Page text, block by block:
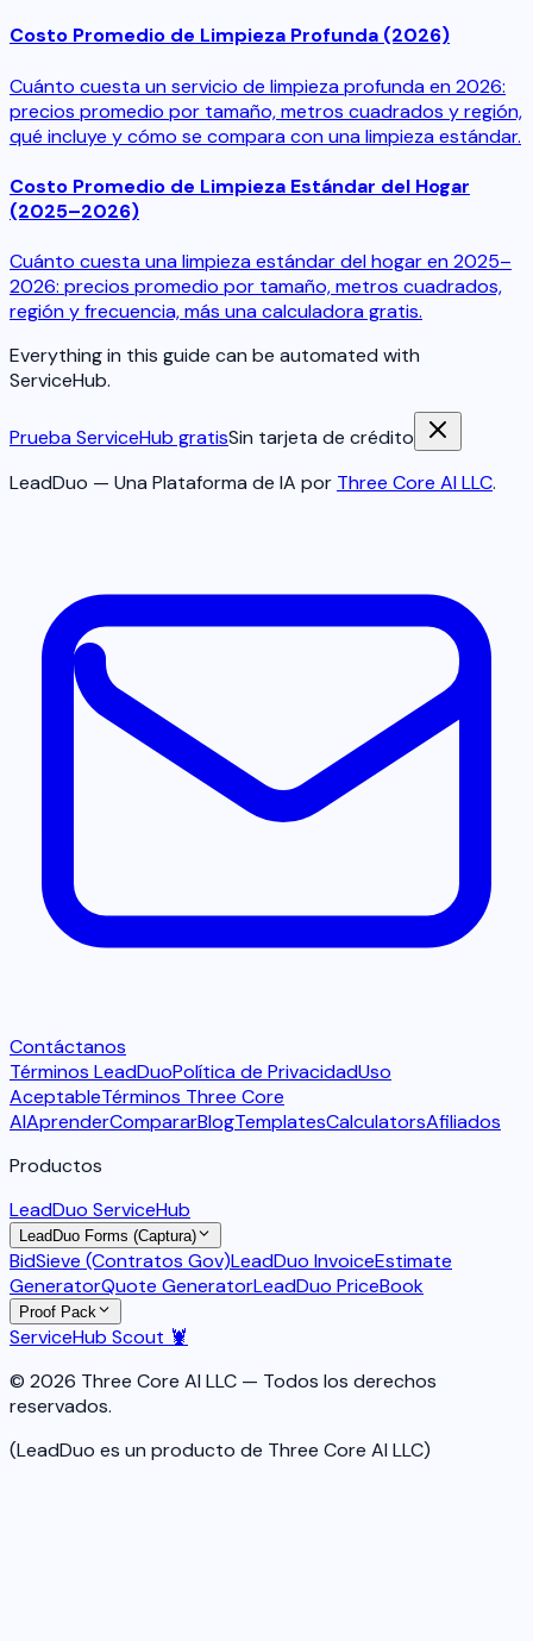
Costo Promedio de Limpieza Profunda (2026)
Cuánto cuesta un servicio de limpieza profunda en 2026:
precios promedio por tamaño, metros cuadrados y región,
qué incluye y cómo se compara con una limpieza estándar.
Costo Promedio de Limpieza Estándar del Hogar
(2025–2026)
Cuánto cuesta una limpieza estándar del hogar en 2025–
2026: precios promedio por tamaño, metros cuadrados,
región y frecuencia, más una calculadora gratis.
Everything in this guide can be automated with
ServiceHub.
Prueba ServiceHub gratisSin tarjeta de crédito
LeadDuo — Una Plataforma de IA por Three Core AI LLC.
Contáctanos
Términos LeadDuoPolítica de PrivacidadUso
AceptableTérminos Three Core
AIAprenderCompararBlogTemplatesCalculatorsAfiliados
Productos
LeadDuo ServiceHub
LeadDuo Forms (Captura)
BidSieve (Contratos Gov)LeadDuo InvoiceEstimate
GeneratorQuote GeneratorLeadDuo PriceBook
Proof Pack
ServiceHub Scout 🦞
© 2026 Three Core AI LLC — Todos los derechos
reservados.
(LeadDuo es un producto de Three Core AI LLC)